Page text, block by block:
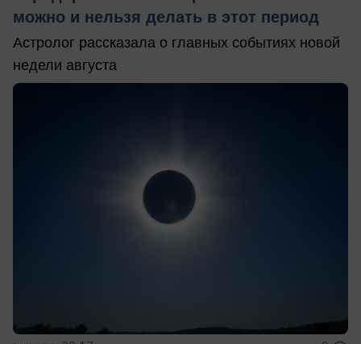
можно и нельзя делать в этот период
Астролог рассказала о главных событиях новой
недели августа